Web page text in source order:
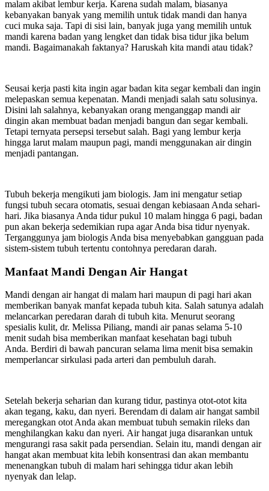
malam akibat lembur kerja. Karena sudah malam, biasanya
kebanyakan banyak yang memilih untuk tidak mandi dan hanya
cuci muka saja. Tapi di sisi lain, banyak juga yang memilih untuk
mandi karena badan yang lengket dan tidak bisa tidur jika belum
mandi. Bagaimanakah faktanya? Haruskah kita mandi atau tidak?
Seusai kerja pasti kita ingin agar badan kita segar kembali dan ingin
melepaskan semua kepenatan. Mandi menjadi salah satu solusinya.
Disini lah salahnya, kebanyakan orang menganggap mandi air
dingin akan membuat badan menjadi bangun dan segar kembali.
Tetapi ternyata persepsi tersebut salah. Bagi yang lembur kerja
hingga larut malam maupun pagi, mandi menggunakan air dingin
menjadi pantangan.
Tubuh bekerja mengikuti jam biologis. Jam ini mengatur setiap
fungsi tubuh secara otomatis, sesuai dengan kebiasaan Anda sehari-
hari. Jika biasanya Anda tidur pukul 10 malam hingga 6 pagi, badan
pun akan bekerja sedemikian rupa agar Anda bisa tidur nyenyak.
Terganggunya jam biologis Anda bisa menyebabkan gangguan pada
sistem-sistem tubuh tertentu contohnya peredaran darah.
Manfaat Mandi Dengan Air Hangat
Mandi dengan air hangat di malam hari maupun di pagi hari akan
memberikan banyak manfat kepada tubuh kita. Salah satunya adalah
melancarkan peredaran darah di tubuh kita. Menurut seorang
spesialis kulit, dr. Melissa Piliang, mandi air panas selama 5-10
menit sudah bisa memberikan manfaat kesehatan bagi tubuh
Anda. Berdiri di bawah pancuran selama lima menit bisa semakin
memperlancar sirkulasi pada arteri dan pembuluh darah.
Setelah bekerja seharian dan kurang tidur, pastinya otot-otot kita
akan tegang, kaku, dan nyeri. Berendam di dalam air hangat sambil
meregangkan otot Anda akan membuat tubuh semakin rileks dan
menghilangkan kaku dan nyeri. Air hangat juga disarankan untuk
mengurangi rasa sakit pada persendian. Selain itu, mandi dengan air
hangat akan membuat kita lebih konsentrasi dan akan membantu
menenangkan tubuh di malam hari sehingga tidur akan lebih
nyenyak dan lelap.